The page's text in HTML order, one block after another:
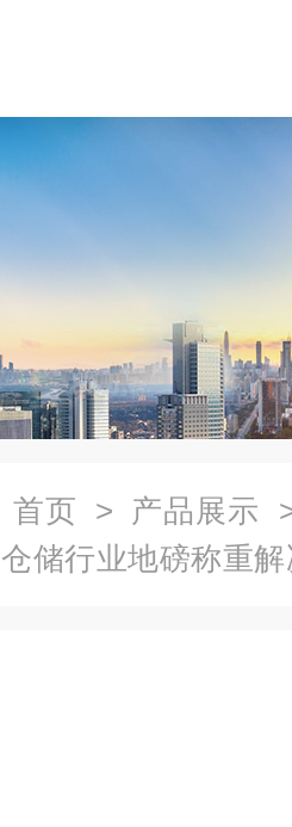
首页 > 产品展示
仓储行业地磅称重